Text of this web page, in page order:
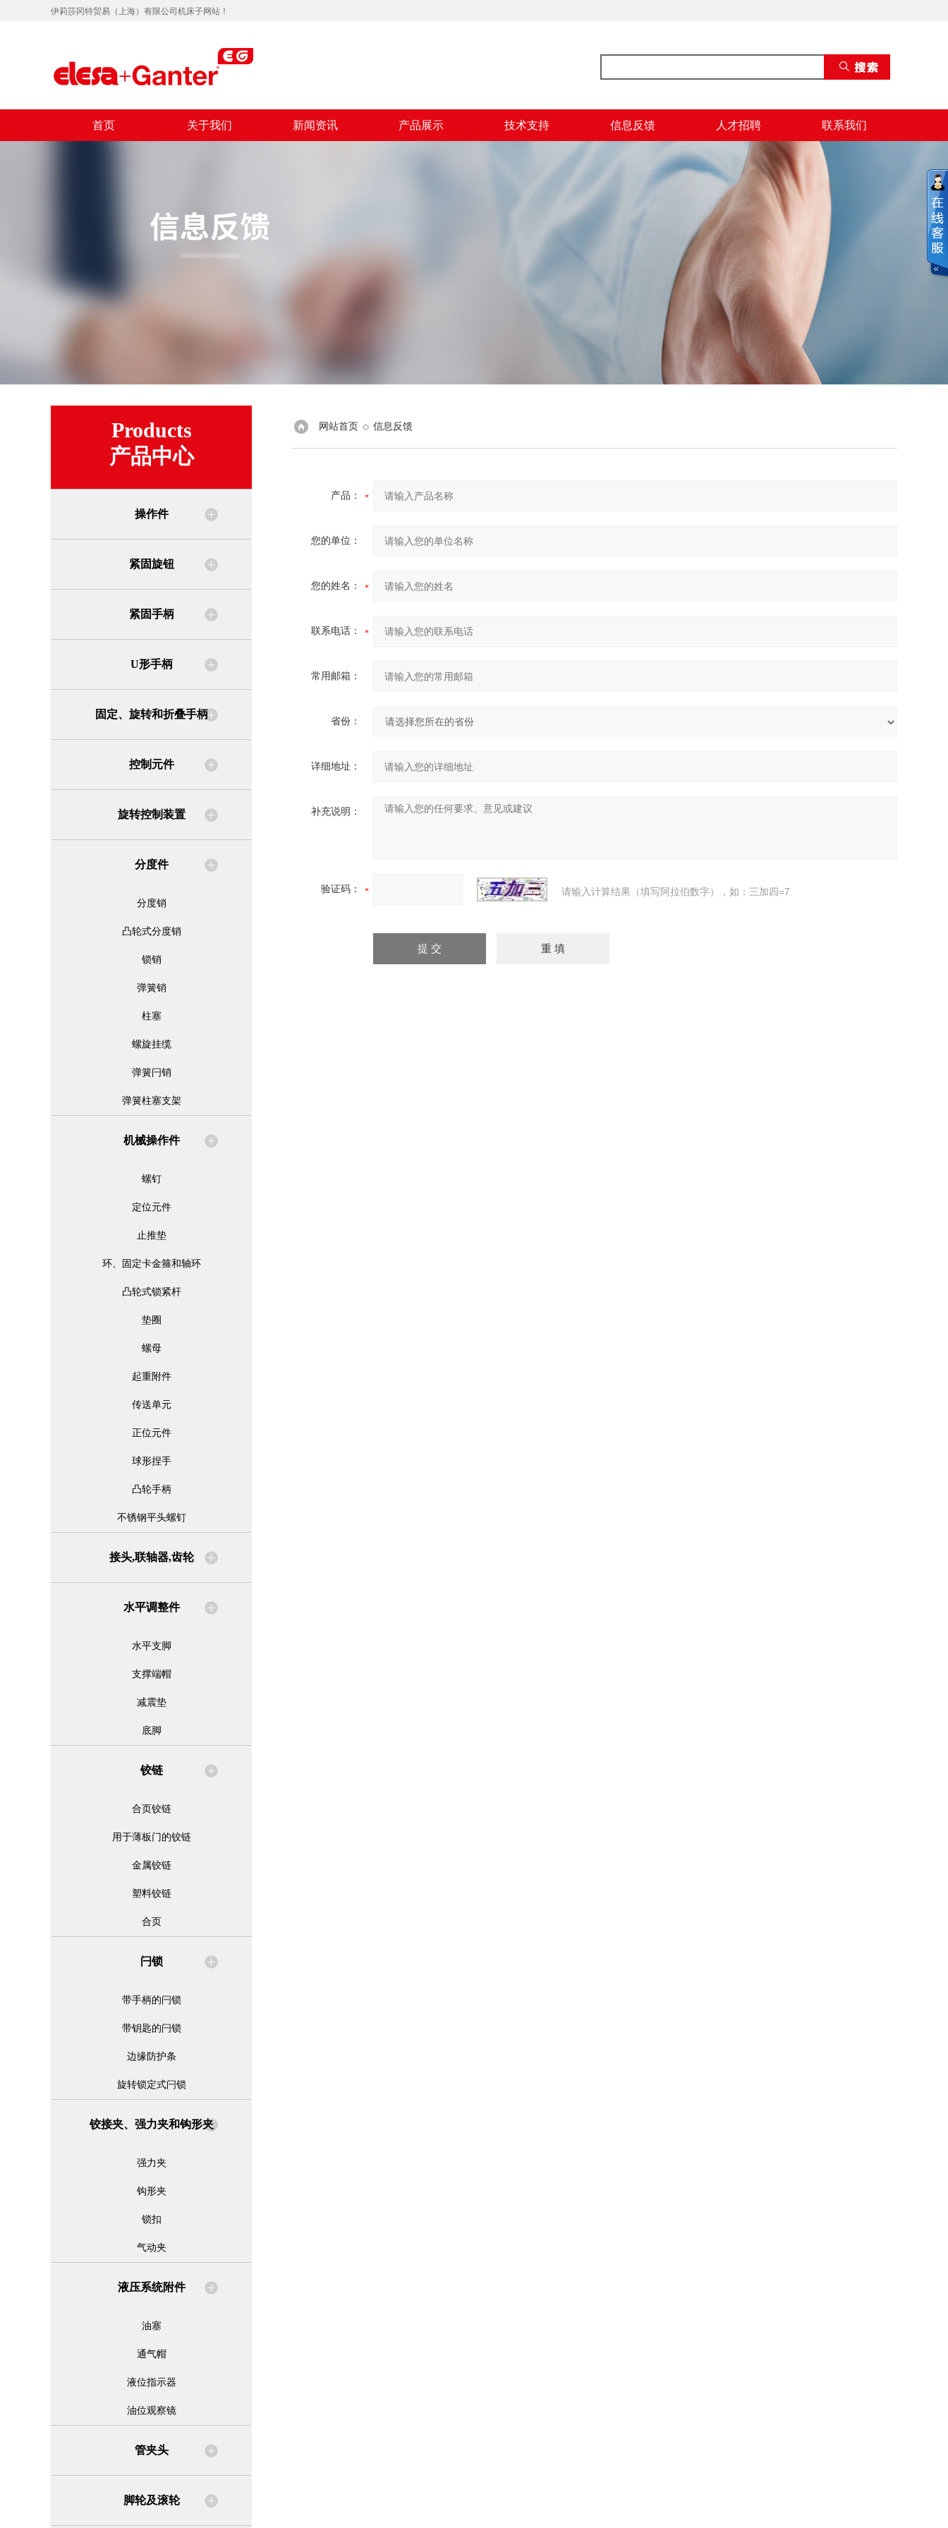
伊莉莎冈特贸易（上海）有限公司机床子网站！
首页 关于我们 新闻资讯 产品展示 技术支持 信息反馈 人才招聘 联系我们
Products
产品中心
操作件
紧固旋钮
紧固手柄
U形手柄
固定、旋转和折叠手柄
控制元件
旋转控制装置
分度件
分度销
凸轮式分度销
锁销
弹簧销
柱塞
螺旋挂缆
弹簧闩销
弹簧柱塞支架
机械操作件
螺钉
定位元件
止推垫
环、固定卡金箍和轴环
凸轮式锁紧杆
垫圈
螺母
起重附件
传送单元
正位元件
球形捏手
凸轮手柄
不锈钢平头螺钉
接头,联轴器,齿轮
水平调整件
水平支脚
支撑端帽
减震垫
底脚
铰链
合页铰链
用于薄板门的铰链
金属铰链
塑料铰链
合页
闩锁
带手柄的闩锁
带钥匙的闩锁
边缘防护条
旋转锁定式闩锁
铰接夹、强力夹和钩形夹
强力夹
钩形夹
锁扣
气动夹
液压系统附件
油塞
通气帽
液位指示器
油位观察镜
管夹头
脚轮及滚轮
网站首页 ◇ 信息反馈
产品：
您的单位：
您的姓名：
联系电话：
常用邮箱：
省份：
详细地址：
补充说明：
验证码： 请输入计算结果（填写阿拉伯数字），如：三加四=7